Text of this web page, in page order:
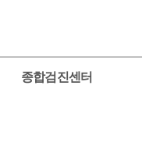
종합검진센터